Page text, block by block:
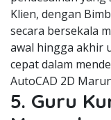
Klien, dengan
secara bersekala
awal hingga akhir
cepat dalam
AutoCAD 2D
5. Guru